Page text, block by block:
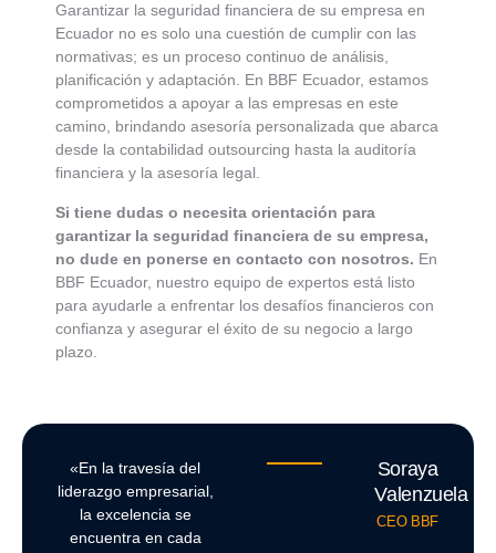
Garantizar la seguridad financiera de su empresa en
Ecuador no es solo una cuestión de cumplir con las
normativas; es un proceso continuo de análisis,
planificación y adaptación. En BBF Ecuador, estamos
comprometidos a apoyar a las empresas en este
camino, brindando asesoría personalizada que abarca
desde la contabilidad outsourcing hasta la auditoría
financiera y la asesoría legal.
Si tiene dudas o necesita orientación para
garantizar la seguridad financiera de su empresa,
no dude en ponerse en contacto con nosotros. En
BBF Ecuador, nuestro equipo de expertos está listo
para ayudarle a enfrentar los desafíos financieros con
confianza y asegurar el éxito de su negocio a largo
plazo.
«En la travesía del
liderazgo empresarial,
la excelencia se
encuentra en cada
Soraya
Valenzuela
CEO BBF